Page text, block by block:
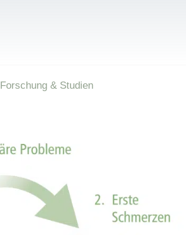
Forschung & Studien